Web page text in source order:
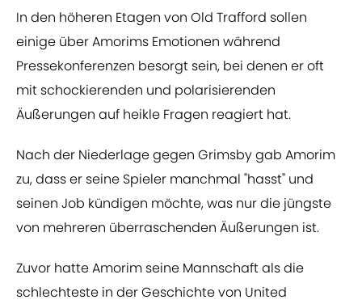
In den höheren Etagen von Old Trafford sollen
einige über Amorims Emotionen während
Pressekonferenzen besorgt sein, bei denen er oft
mit schockierenden und polarisierenden
Äußerungen auf heikle Fragen reagiert hat.
Nach der Niederlage gegen Grimsby gab Amorim
zu, dass er seine Spieler manchmal "hasst" und
seinen Job kündigen möchte, was nur die jüngste
von mehreren überraschenden Äußerungen ist.
Zuvor hatte Amorim seine Mannschaft als die
schlechteste in der Geschichte von United